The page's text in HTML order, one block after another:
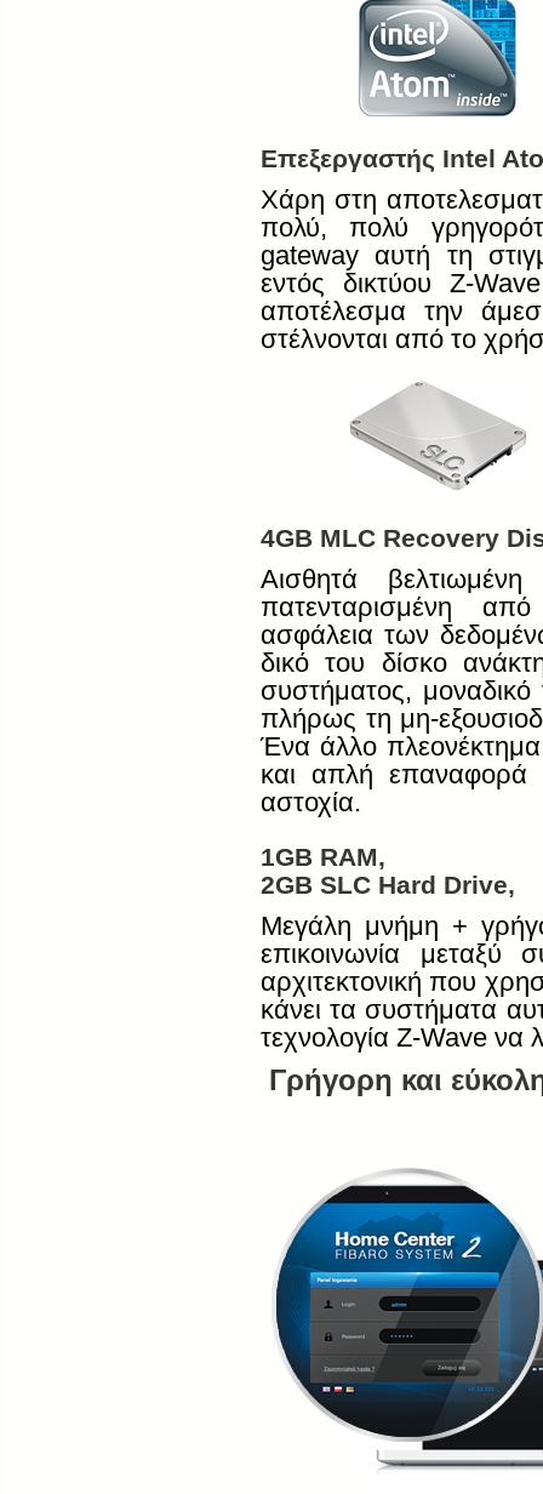
Επεξεργαστής Intel
Χάρη στη
πολύ, πολύ
gateway αυτή τη
εντός δικτύου Z-Wave
αποτέλεσμα την
στέλνονται από το
4GB MLC Recovery
Αισθητά
πατενταρισμένη
ασφάλεια των
δικό του δίσκο
συστήματος,
πλήρως τη μη-
Ένα άλλο
και απλή επαναφορά
αστοχία.
1GB RAM,
2GB SLC Hard Drive,
Μεγάλη μνήμη +
επικοινωνία μεταξύ
αρχιτεκτονική που
κάνει τα συστήματα
τεχνολογία Z-Wave να
Γρήγορη και